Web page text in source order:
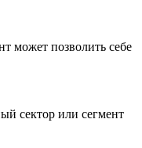
может позволить себе
сектор или сегмент